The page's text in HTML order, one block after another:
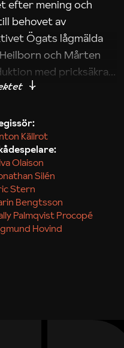
efter mening och
behovet av
Ögats lågmälda
och Mårten
med pricksäkra
vara att omsätta
Källrot
Olaison
Silén
Stern
Bengtsson
Palmqvist Procopé
Hovind